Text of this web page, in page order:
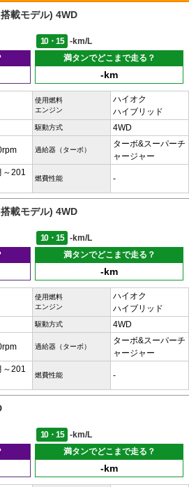
載モデル) 4WD
10・15
-km/L
満タンでどこまで走る？
-km
使用燃料
エンジン
ハイオク
ハイブリッド
駆動方式 4WD
過給器（ターボ）
ターボ&スーパーチ
ャージャー
～201
燃費性能 -
載モデル) 4WD
10・15
-km/L
満タンでどこまで走る？
-km
使用燃料
エンジン
ハイオク
ハイブリッド
駆動方式 4WD
過給器（ターボ）
ターボ&スーパーチ
ャージャー
～201
燃費性能 -
10・15
-km/L
満タンでどこまで走る？
-km